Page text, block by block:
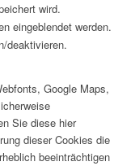
wird.
eingeblendet werden.
deaktivieren.
Google Maps,
Sie diese hier
dieser Cookies die
beeinträchtigen